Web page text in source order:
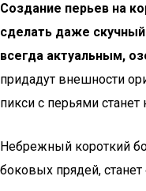
Создание перьев на
сделать даже
всегда актуальным,
придадут внешности
пикси с перьями
Небрежный короткий
боковых прядей,